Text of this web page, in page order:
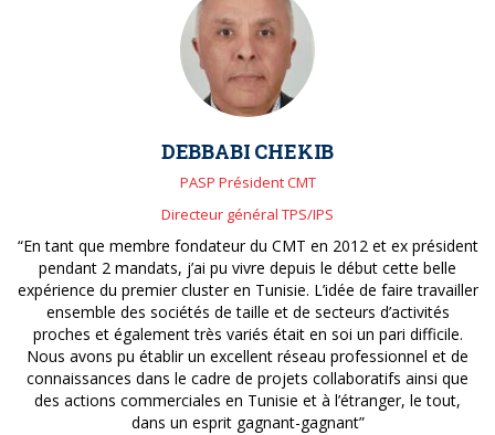
DEBBABI CHEKIB
PASP Président CMT
Directeur général TPS/IPS
“En tant que membre fondateur du CMT en 2012 et ex président
pendant 2 mandats, j’ai pu vivre depuis le début cette belle
expérience du premier cluster en Tunisie. L’idée de faire travailler
ensemble des sociétés de taille et de secteurs d’activités
proches et également très variés était en soi un pari difficile.
Nous avons pu établir un excellent réseau professionnel et de
connaissances dans le cadre de projets collaboratifs ainsi que
des actions commerciales en Tunisie et à l’étranger, le tout,
dans un esprit gagnant-gagnant”